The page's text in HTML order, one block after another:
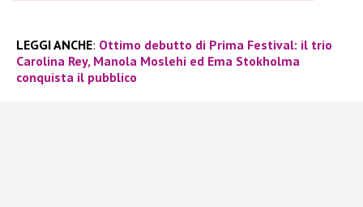
LEGGI ANCHE: Ottimo debutto di Prima Festival: il trio
Carolina Rey, Manola Moslehi ed Ema Stokholma
conquista il pubblico